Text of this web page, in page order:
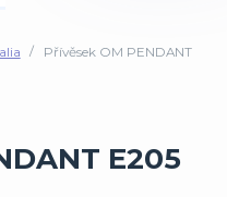
Přívěsek OM PENDANT
E205